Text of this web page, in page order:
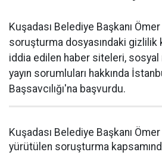
Kuşadası Belediye Başkanı
soruşturma dosyasındaki gizlilik
iddia edilen haber siteleri, sosyal
yayın sorumluları hakkında
Başsavcılığı'na başvurdu.
Kuşadası Belediye Başkanı Ömer
yürütülen soruşturma